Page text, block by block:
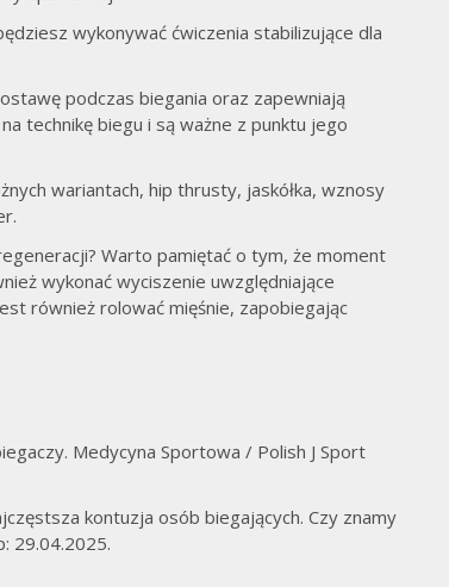
wykonywać ćwiczenia stabilizujące dla
podczas biegania oraz zapewniają
technikę biegu i są ważne z punktu jego
wariantach, hip thrusty, jaskółka, wznosy
Warto pamiętać o tym, że moment
wykonać wyciszenie uwzględniające
również rolować mięśnie, zapobiegając
Medycyna Sportowa / Polish J Sport
kontuzja osób biegających. Czy znamy
29.04.2025.